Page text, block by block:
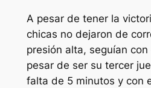
A pesar de tener la
chicas no dejaron de
presión alta, seguían
pesar de ser su tercer
falta de 5 minutos y con